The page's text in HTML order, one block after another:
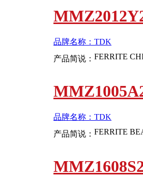
品牌名称：TDK
产品简说：
品牌名称：TDK
产品简说：